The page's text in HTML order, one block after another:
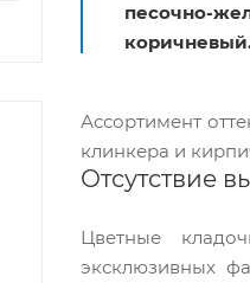
песочно-
Ассортимент
клинкера и
Отсутствие
Цветные
эксклюзивных